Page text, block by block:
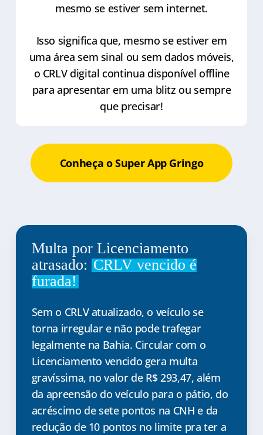
mesmo se estiver sem internet.
Isso significa que, mesmo se estiver em
uma área sem sinal ou sem dados móveis,
o CRLV digital continua disponível offline
para apresentar em uma blitz ou sempre
que precisar!
Conheça o Super App Gringo
Multa por Licenciamento
atrasado: CRLV vencido é
furada!
Sem o CRLV atualizado, o veículo se
torna irregular e não pode trafegar
legalmente na Bahia. Circular com o
Licenciamento vencido gera multa
gravíssima, no valor de R$ 293,47, além
da apreensão do veículo para o pátio, do
acréscimo de sete pontos na CNH e da
redução de 10 pontos no limite pra ter a